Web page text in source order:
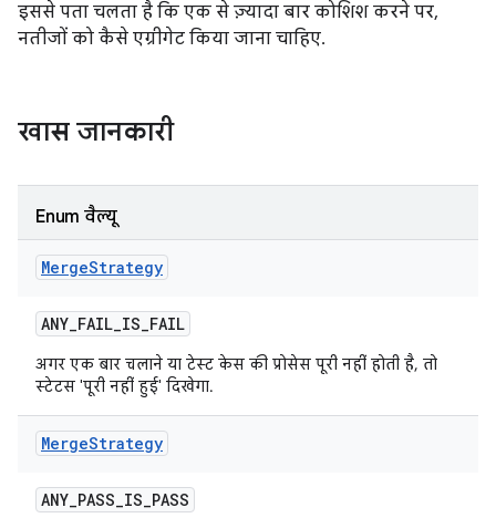
इससे पता चलता है कि एक से ज़्यादा बार कोशिश करने पर,
नतीजों को कैसे एग्रीगेट किया जाना चाहिए.
खास जानकारी
Enum वैल्यू
MergeStrategy
ANY_FAIL_IS_FAIL
अगर एक बार चलाने या टेस्ट केस की प्रोसेस पूरी नहीं होती है, तो
स्टेटस 'पूरी नहीं हुई' दिखेगा.
MergeStrategy
ANY_PASS_IS_PASS